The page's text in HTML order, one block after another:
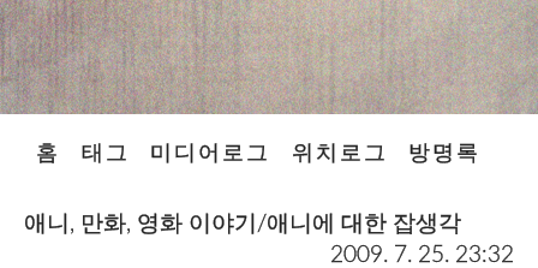
홈 태그 미디어로그 위치로그 방명록
애니, 만화, 영화 이야기/애니에 대한 잡생각
2009. 7. 25. 23:32